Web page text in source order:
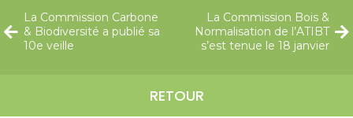
La Commission Carbone
& Biodiversité a publié sa
10e veille
RETOUR
La Commission Bois &
Normalisation de l’ATIBT
s’est tenue le 18 janvier